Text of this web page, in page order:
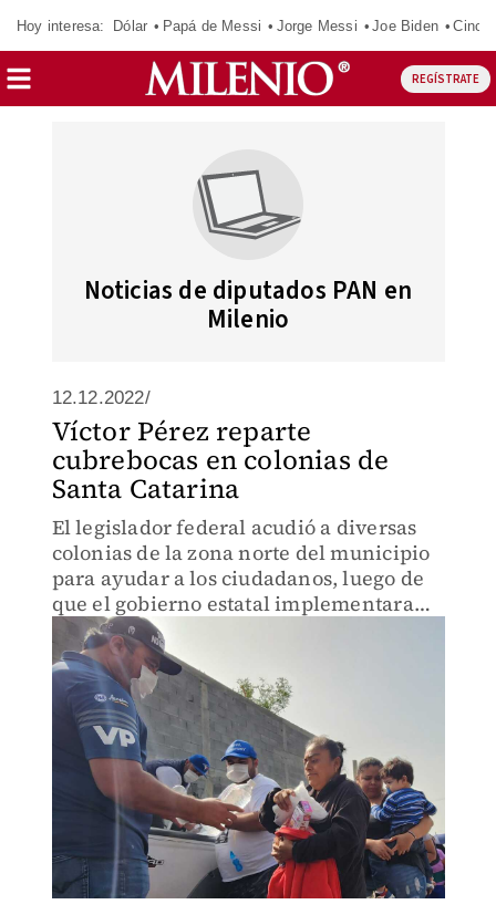
Hoy interesa: Dólar Papá de Messi Jorge Messi Joe Biden
REGÍSTRATE
Noticias de diputados PAN en
Milenio
12.12.2022/
Víctor Pérez reparte
cubrebocas en colonias de
Santa Catarina
El legislador federal acudió a diversas
colonias de la zona norte del municipio
para ayudar a los ciudadanos, luego de
que el gobierno estatal implementara
nuevamente su obligatoriedad en
espacios cerrados.